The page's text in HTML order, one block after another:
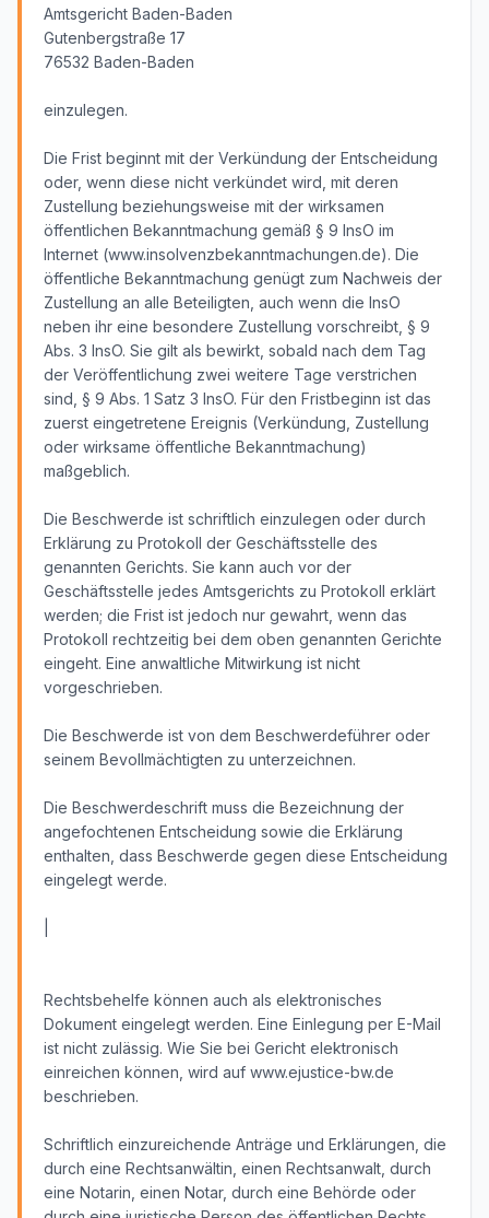
Amtsgericht Baden-Baden
Gutenbergstraße 17
76532 Baden-Baden
einzulegen.
Die Frist beginnt mit der Verkündung der Entscheidung
oder, wenn diese nicht verkündet wird, mit deren
Zustellung beziehungsweise mit der wirksamen
öffentlichen Bekanntmachung gemäß § 9 InsO im
Internet (www.insolvenzbekanntmachungen.de). Die
öffentliche Bekanntmachung genügt zum Nachweis der
Zustellung an alle Beteiligten, auch wenn die InsO
neben ihr eine besondere Zustellung vorschreibt, § 9
Abs. 3 InsO. Sie gilt als bewirkt, sobald nach dem Tag
der Veröffentlichung zwei weitere Tage verstrichen
sind, § 9 Abs. 1 Satz 3 InsO. Für den Fristbeginn ist das
zuerst eingetretene Ereignis (Verkündung, Zustellung
oder wirksame öffentliche Bekanntmachung)
maßgeblich.
Die Beschwerde ist schriftlich einzulegen oder durch
Erklärung zu Protokoll der Geschäftsstelle des
genannten Gerichts. Sie kann auch vor der
Geschäftsstelle jedes Amtsgerichts zu Protokoll erklärt
werden; die Frist ist jedoch nur gewahrt, wenn das
Protokoll rechtzeitig bei dem oben genannten Gerichte
eingeht. Eine anwaltliche Mitwirkung ist nicht
vorgeschrieben.
Die Beschwerde ist von dem Beschwerdeführer oder
seinem Bevollmächtigten zu unterzeichnen.
Die Beschwerdeschrift muss die Bezeichnung der
angefochtenen Entscheidung sowie die Erklärung
enthalten, dass Beschwerde gegen diese Entscheidung
eingelegt werde.
Rechtsbehelfe können auch als elektronisches
Dokument eingelegt werden. Eine Einlegung per E-Mail
ist nicht zulässig. Wie Sie bei Gericht elektronisch
einreichen können, wird auf www.ejustice-bw.de
beschrieben.
Schriftlich einzureichende Anträge und Erklärungen, die
durch eine Rechtsanwältin, einen Rechtsanwalt, durch
eine Notarin, einen Notar, durch eine Behörde oder